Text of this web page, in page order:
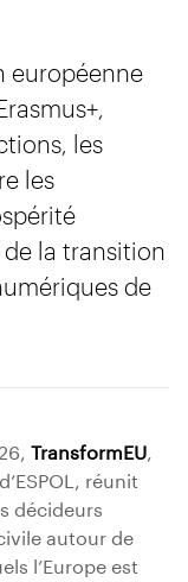
européenne
les
les
la transition
de
TransformEU,
réunit
décideurs
autour de
l’Europe est